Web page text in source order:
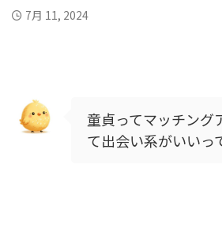
7月 11, 2024
童貞ってマッチング
て出会い系がいいっ